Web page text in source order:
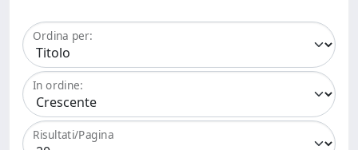
Ordina per:
In ordine:
Risultati/Pagina